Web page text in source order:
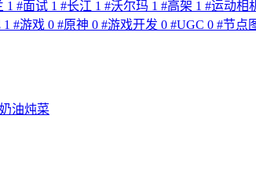
1 #面试 1 #长江 1 #沃尔玛 1 #高架 1 #运动相
1 #游戏 0 #原神 0 #游戏开发 0 #UGC 0 #节点
奶油炖菜